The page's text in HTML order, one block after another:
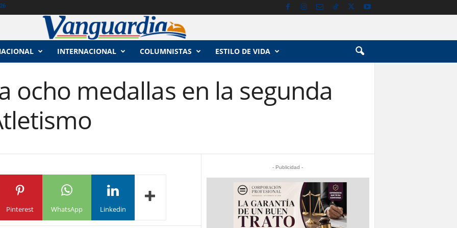
INTERNACIONAL COLUMNISTAS ESTILO DE VIDA
ocho medallas en la segunda
Pinterest WhatsApp Linkedin
- Publicidad -